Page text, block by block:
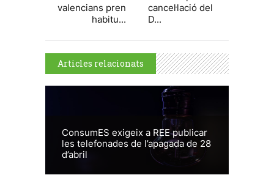
valencians pren
habitu...
cancel·lació del
D...
Articles relacionats
ConsumES exigeix a REE publicar
les telefonades de l’apagada de 28
d’abril